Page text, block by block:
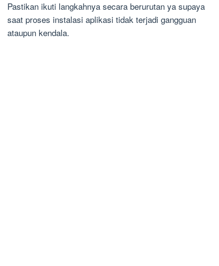
Pastikan ikuti langkahnya secara berurutan ya supaya
saat proses instalasi aplikasi tidak terjadi gangguan
ataupun kendala.